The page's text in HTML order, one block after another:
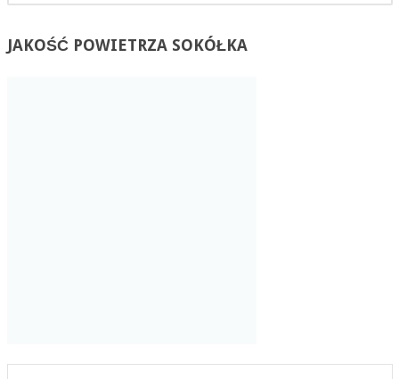
JAKOŚĆPOWIETRZA SOKÓŁKA